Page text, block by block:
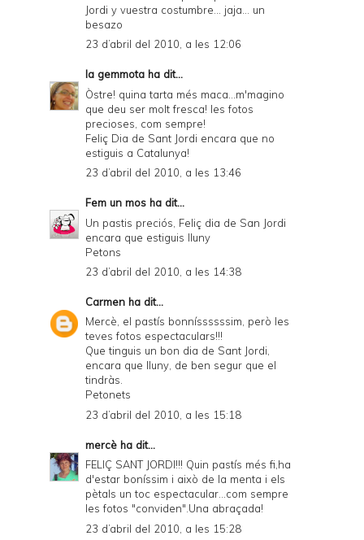
Jordi y vuestra costumbre... jaja... un
besazo
23 d’abril del 2010, a les 12:06
la gemmota ha dit...
Òstre! quina tarta més maca...m'magino
que deu ser molt fresca! les fotos
precioses, com sempre!
Feliç Dia de Sant Jordi encara que no
estiguis a Catalunya!
23 d’abril del 2010, a les 13:46
Fem un mos ha dit...
Un pastis preciós, Feliç dia de San Jordi
encara que estiguis lluny
Petons
23 d’abril del 2010, a les 14:38
Carmen ha dit...
Mercè, el pastís bonníssssssim, però les
teves fotos espectaculars!!!
Que tinguis un bon dia de Sant Jordi,
encara que lluny, de ben segur que el
tindràs.
Petonets
23 d’abril del 2010, a les 15:18
mercè ha dit...
FELIÇ SANT JORDI!!! Quin pastís més fi,ha
d'estar boníssim i això de la menta i els
pètals un toc espectacular...com sempre
les fotos "conviden".Una abraçada!
23 d’abril del 2010, a les 15:28